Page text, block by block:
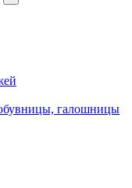
галошницы